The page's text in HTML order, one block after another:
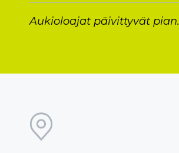
Aukioloajat päivittyvät pian.